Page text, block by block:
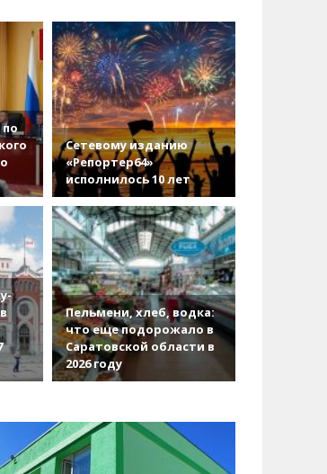
по
Сетевому изданию
«Репортер64»
исполнилось 10 лет
Пельмени, хлеб, водка:
что еще подорожало в
Саратовской области в
2026 году